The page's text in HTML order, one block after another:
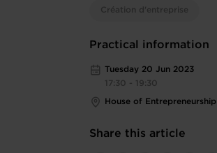
Création d'entreprise
Practical information
Tuesday 20 Jun 2023
17:30 - 19:30
House of Entrepreneurship
Share this article